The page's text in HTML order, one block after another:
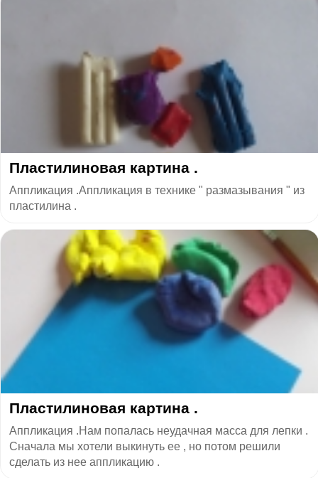
Пластилиновая картина .
Аппликация .Аппликация в технике " размазывания " из
пластилина .
Пластилиновая картина .
Аппликация .Нам попалась неудачная масса для лепки .
Сначала мы хотели выкинуть ее , но потом решили
сделать из нее аппликацию .